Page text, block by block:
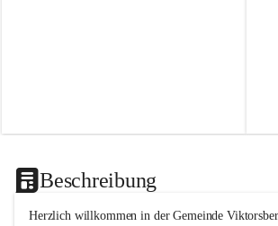
Beschreibung
Herzlich willkommen in der Gemeinde